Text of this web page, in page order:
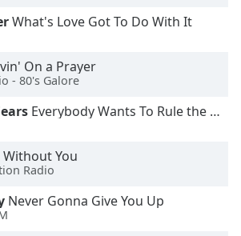
What's Love Got To Do With It
On a Prayer
- 80's Galore
Everybody Wants To Rule the World
You
Radio
Never Gonna Give You Up